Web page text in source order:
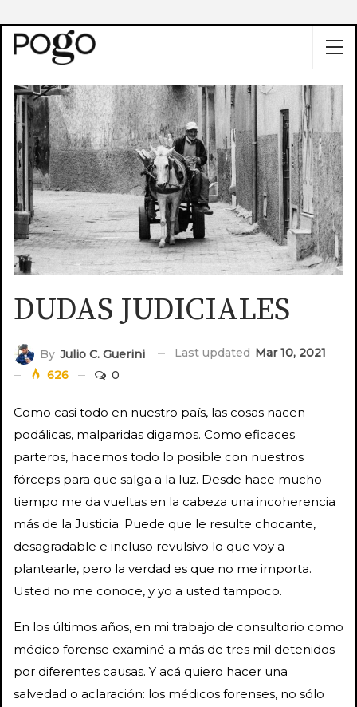
DUDAS JUDICIALES
By Julio C. Guerini Last updated Mar 10, 2021
626
0
Como casi todo en nuestro país, las cosas nacen
podálicas, malparidas digamos. Como eficaces
parteros, hacemos todo lo posible con nuestros
fórceps para que salga a la luz. Desde hace mucho
tiempo me da vueltas en la cabeza una incoherencia
más de la Justicia. Puede que le resulte chocante,
desagradable e incluso revulsivo lo que voy a
plantearle, pero la verdad es que no me importa.
Usted no me conoce, y yo a usted tampoco.
En los últimos años, en mi trabajo de consultorio como
médico forense examiné a más de tres mil detenidos
por diferentes causas. Y acá quiero hacer una
salvedad o aclaración: los médicos forenses, no sólo